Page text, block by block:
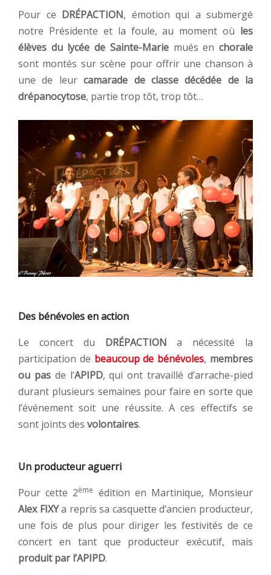
Pour ce DRÉPACTION, émotion qui a submergé
notre Présidente et la foule, au moment où les
élèves du lycée de Sainte-Mariemués enchorale
sont montés sur scène pour offrir une chanson à
une de leurcamarade de classe décédée de la
drépanocytose, partie trop tôt, trop tôt…
Des bénévoles en action
Le concert du DRÉPACTION a nécessité la
participation de beaucoup de bénévoles, membres
ou pasde l’APIPD, qui ont travaillé d’arrache-pied
durant plusieurs semaines pour faire en sorte que
l’événement soit une réussite. A ces effectifs se
sont joints des volontaires.
Un producteur aguerri
Pour cette 2ème édition en Martinique, Monsieur
Alex FIXYa repris sa casquette d’ancien producteur,
une fois de plus pour diriger les festivités de ce
concert en tant que producteur exécutif, mais
produit par l’APIPD.